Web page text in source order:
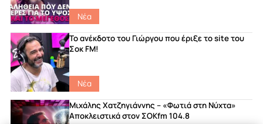
Νέα
Το ανέκδοτο του Γιώργου που έριξε το site του
Σοκ FM!
Νέα
Μιχάλης Χατζηγιάννης – «Φωτιά στη Νύχτα»
Αποκλειστικά στον ΣΟΚfm 104.8